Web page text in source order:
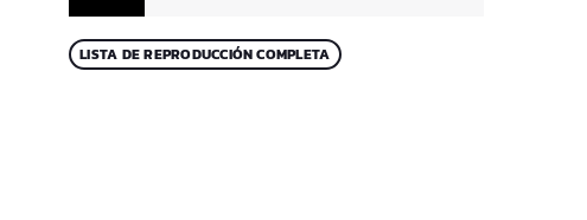
LISTA DE REPRODUCCIÓN COMPLETA